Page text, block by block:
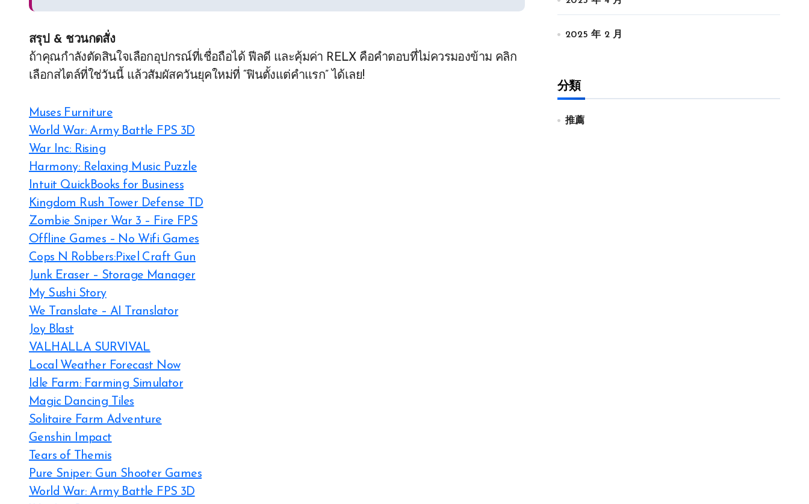
สรุป & ชวนกดสั่ง
ถ้าคุณกำลังตัดสินใจเลือกอุปกรณ์ที่เชื่อถือได้ ฟีลดี และคุ้มค่า RELX คือคำตอบที่ไม่ควรมองข้าม คลิก
เลือกสไตล์ที่ใช่วันนี้ แล้วสัมผัสควันยุคใหม่ที่ “ฟินตั้งแต่คำแรก” ได้เลย!
Muses Furniture
World War: Army Battle FPS 3D
War Inc: Rising
Harmony: Relaxing Music Puzzle
Intuit QuickBooks for Business
Kingdom Rush Tower Defense TD
Zombie Sniper War 3 – Fire FPS
Offline Games – No Wifi Games
Cops N Robbers:Pixel Craft Gun
Junk Eraser – Storage Manager
My Sushi Story
We Translate – AI Translator
Joy Blast
VALHALLA SURVIVAL
Local Weather Forecast Now
Idle Farm: Farming Simulator
Magic Dancing Tiles
Solitaire Farm Adventure
Genshin Impact
Tears of Themis
Pure Sniper: Gun Shooter Games
World War: Army Battle FPS 3D
2025 年 2 月
分類
推薦